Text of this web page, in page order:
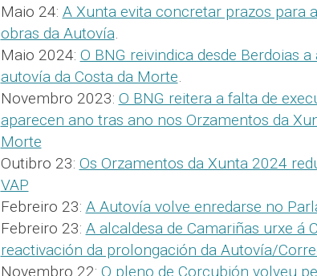
Maio 24: A Xunta evita concretar prazos para
obras da Autovía.
Maio 2024: O BNG reivindica desde Berdoias
autovía da Costa da Morte.
Novembro 2023: O BNG reitera a falta de
aparecen ano tras ano nos Orzamentos da
Morte
Outibro 23: Os Orzamentos da Xunta 2024
VAP
Febreiro 23: A Autovía volve enredarse no
Febreiro 23: A alcaldesa de Camariñas urxe á
reactivación da prolongación da Autovía/
Novembro 22: O pleno de Corcubión volveu